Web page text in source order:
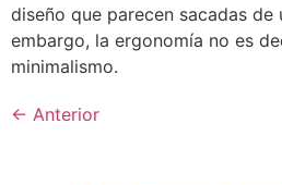
diseño que parecen sacadas de
embargo, la ergonomía no es
minimalismo.
← Anterior